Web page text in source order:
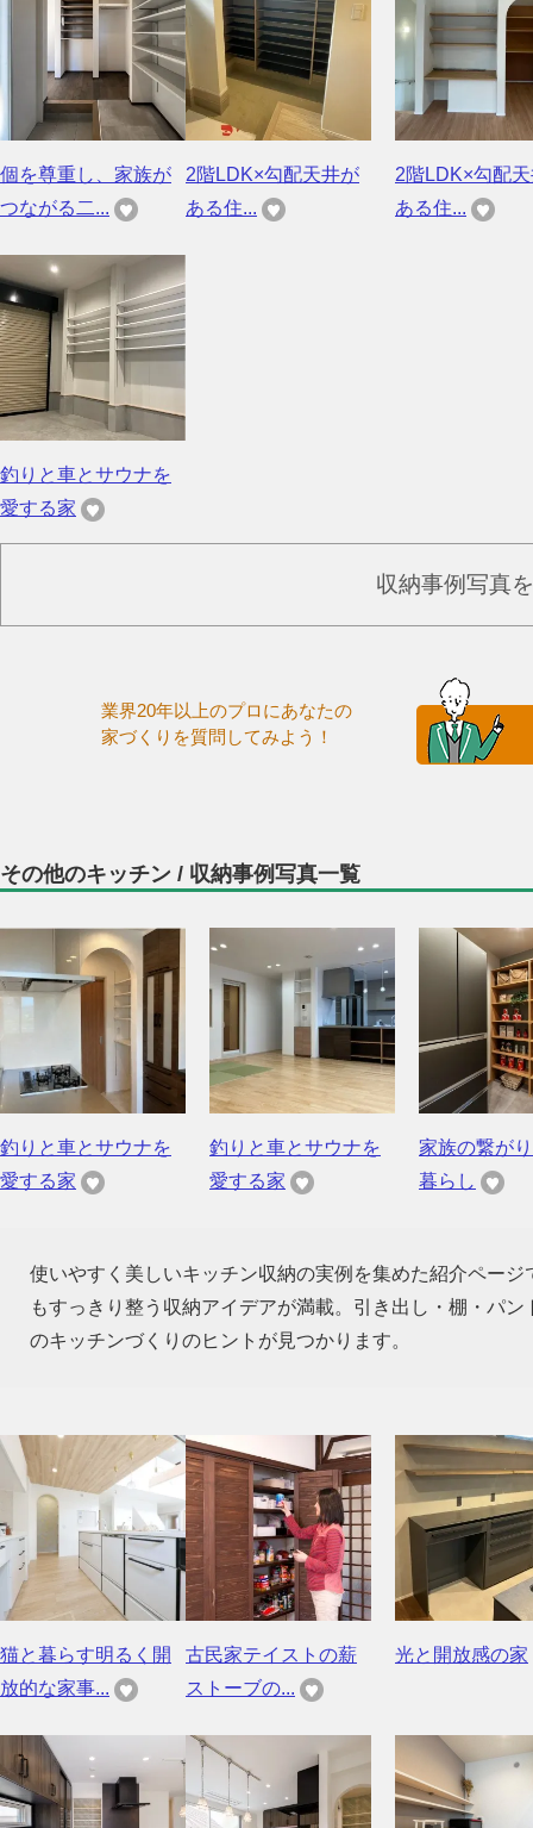
個を尊重し、家族が
つながる二...
2階LDK×勾配天井が
ある住...
2階LDK×勾配
ある住...
釣りと車とサウナを
愛する家
収納事例写真
業界20年以上のプロにあなたの
家づくりを質問してみよう！
その他のキッチン / 収納事例写真一覧
釣りと車とサウナを
愛する家
釣りと車とサウナを
愛する家
家族の繋が
暮らし
使いやすく美しいキッチン収納の実例を集めた紹介ペー
もすっきり整う収納アイデアが満載。引き出し・棚・パ
のキッチンづくりのヒントが見つかります。
猫と暮らす明るく開
放的な家事...
古民家テイストの薪
ストーブの...
光と開放感の家